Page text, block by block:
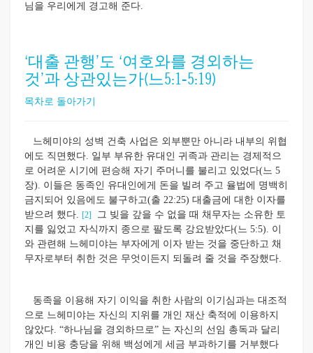
님을 우리에게 경고해 준다.
‘대출 관행’도 ‘여호와를 경외하는
것’과 상관있는가(느5:1-5:19)
목차로 돌아가기
느헤미야의 성벽 건축 사업은 외부뿐만 아니라 내부의 위협
에도 직면했다. 일부 부유한 유대인 귀족과 관리는 경제적으
로 어려운 시기에 편승해 자기 주머니를 불리고 있었다(느 5
장). 이들은 동족인 유대인에게 돈을 빌려 주고 율법에 명백히
금지되어 있음에도 불구하고(출 22:25) 대출금에 대한 이자를
받으려 했다. [2]
그 빚을 갚을 수 없을 때 채무자는 소유한 토
지를 잃었고 자식까지 종으로 팔도록 강요받았다(느 5:5). 이
와 관련해 느헤미야는 부자에게 이자 받는 것을 중단하고 채
무자로부터 취한 것은 무엇이든지 되돌려 줄 것을 주장했다.
동족을 이용해 자기 이익을 취한 사람의 이기심과는 대조적
으로 느헤미야는 자신의 지위를 개인 재산 축적에 이용하지
않았다. “하나님을 경외하므로” 는 자신의 선임 총독과 달리
개인 비용 충당을 위해 백성에게 세금 부과하기를 거부했다